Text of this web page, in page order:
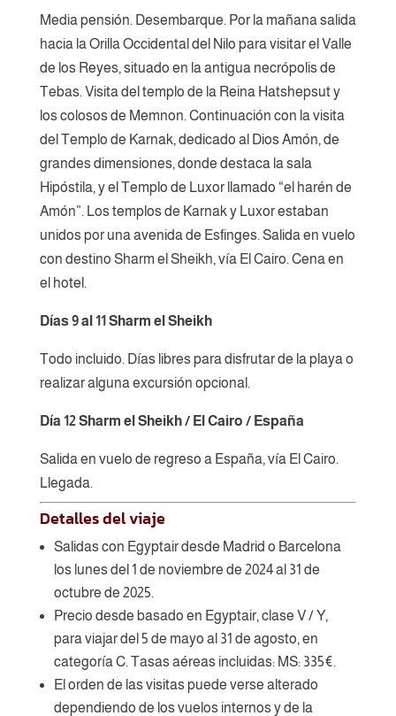
Media pensión. Desembarque. Por la mañana salida
hacia la Orilla Occidental del Nilo para visitar el Valle
de los Reyes, situado en la antigua necrópolis de
Tebas. Visita del templo de la Reina Hatshepsut y
los colosos de Memnon. Continuación con la visita
del Templo de Karnak, dedicado al Dios Amón, de
grandes dimensiones, donde destaca la sala
Hipóstila, y el Templo de Luxor llamado “el harén de
Amón”. Los templos de Karnak y Luxor estaban
unidos por una avenida de Esfinges. Salida en vuelo
con destino Sharm el Sheikh, vía El Cairo. Cena en
el hotel.
Días 9 al 11 Sharm el Sheikh
Todo incluido. Días libres para disfrutar de la playa o
realizar alguna excursión opcional.
Día 12 Sharm el Sheikh / El Cairo / España
Salida en vuelo de regreso a España, vía El Cairo.
Llegada.
Detalles del viaje
Salidas con Egyptair desde Madrid o Barcelona
los lunes del 1 de noviembre de 2024 al 31 de
octubre de 2025.
Precio desde basado en Egyptair, clase V / Y,
para viajar del 5 de mayo al 31 de agosto, en
categoría C. Tasas aéreas incluidas: MS: 335€.
El orden de las visitas puede verse alterado
dependiendo de los vuelos internos y de la